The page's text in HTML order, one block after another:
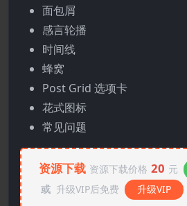
面包屑
感言轮播
时间线
蜂窝
Post Grid 选项卡
花式图标
常见问题
资源下载 资源下载价格 20 元
或 升级VIP后免费 升级VIP